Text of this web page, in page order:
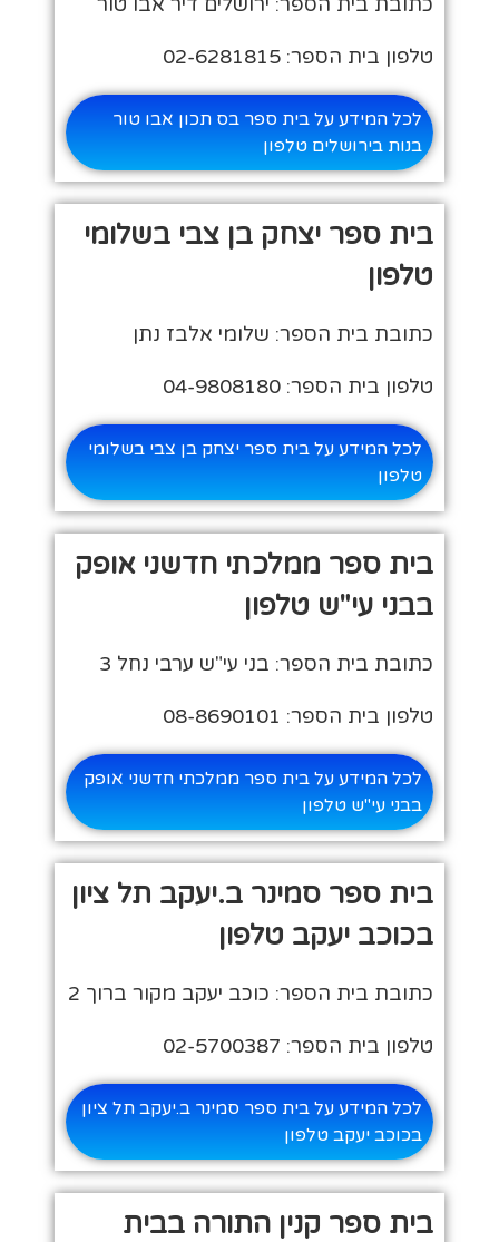
טלפון בית הספר: 02-6281815
לכל המידע על בית ספר בס תכון אבו טור
בנות בירושלים טלפון
בית ספר יצחק בן צבי בשלומי
טלפון
כתובת בית הספר: שלומי אלבז נתן
טלפון בית הספר: 04-9808180
לכל המידע על בית ספר יצחק בן צבי בשלומי
טלפון
בית ספר ממלכתי חדשני אופק
בבני עי"ש טלפון
כתובת בית הספר: בני עי"ש ערבי נחל 3
טלפון בית הספר: 08-8690101
לכל המידע על בית ספר ממלכתי חדשני אופק
בבני עי"ש טלפון
בית ספר סמינר ב.יעקב תל ציון
בכוכב יעקב טלפון
כתובת בית הספר: כוכב יעקב מקור ברוך 2
טלפון בית הספר: 02-5700387
לכל המידע על בית ספר סמינר ב.יעקב תל ציון
בכוכב יעקב טלפון
בית ספר קנין התורה בבית